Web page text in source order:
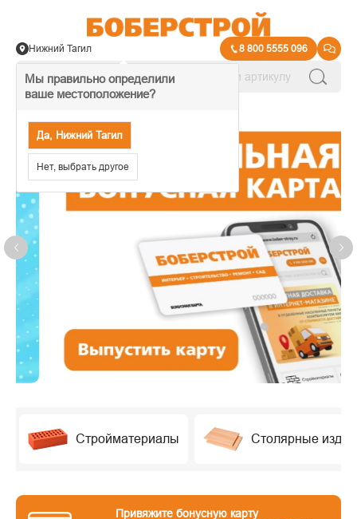
Мы правильно определили
ваше местоположение?
Да, Нижний Тагил
Нет, выбрать другое
Нижний Тагил 8 800 5555 096
Стройматериалы Столярные
Привяжите бонусную карту